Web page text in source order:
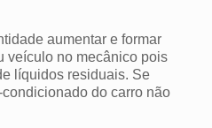
aumentar e formar
veículo no mecânico pois
líquidos residuais. Se
do carro não